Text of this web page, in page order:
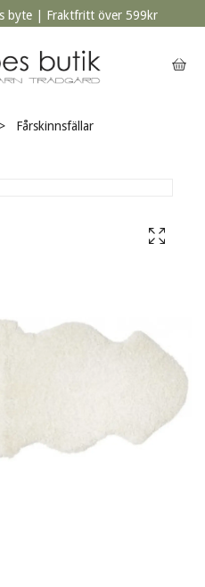
byte | Fraktfritt över 599kr
Fårskinnsfällar